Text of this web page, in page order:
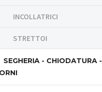
INCOLLATRICI
STRETTOI
SEGHERIA - CHIODATURA -